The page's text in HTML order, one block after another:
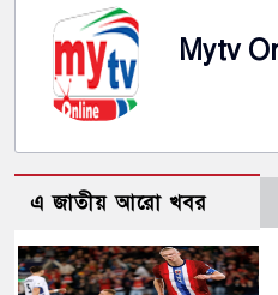
Mytv
এ জাতীয় আরো খবর